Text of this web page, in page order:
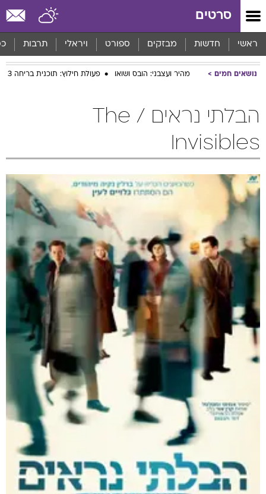
סרטים
ראשי חדשות מבזקים ספורט ויראלי תרבות
נושאים חמים מהיר ועצבני: הובס ושואו פעולת חילוץ: תוכנית בריחה 3
הבלתי נראים / The
Invisibles